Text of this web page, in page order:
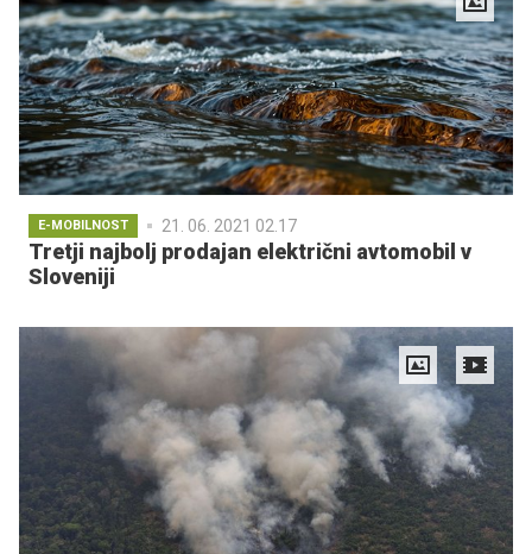
E-MOBILNOST 21. 06. 2021 02.17
Tretji najbolj prodajan električni avtomobil v
Sloveniji